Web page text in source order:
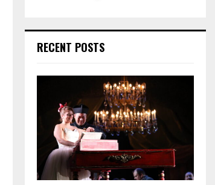
RECENT POSTS